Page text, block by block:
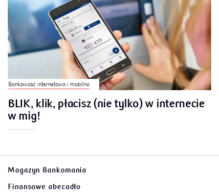
Bankowość internetowa i mobilna
BLIK, klik, płacisz (nie tylko) w internecie
w mig!
Magazyn Bankomania
Finansowe abecadło